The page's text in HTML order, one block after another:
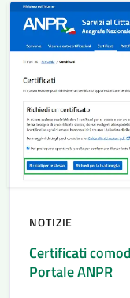
NOTIZIE
Certificati
Portale ANPR